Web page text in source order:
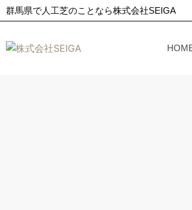
群馬県で人工芝のことなら株式会社SEIGA